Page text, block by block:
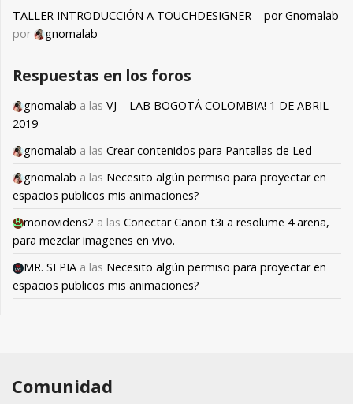
TALLER INTRODUCCIÓN A TOUCHDESIGNER – por Gnomalab
por
gnomalab
Respuestas en los foros
gnomalab a las VJ – LAB BOGOTÁ COLOMBIA! 1 DE ABRIL
2019
gnomalab a las Crear contenidos para Pantallas de Led
gnomalab a las Necesito algún permiso para proyectar en
espacios publicos mis animaciones?
monovidens2 a las Conectar Canon t3i a resolume 4 arena,
para mezclar imagenes en vivo.
MR. SEPIA a las Necesito algún permiso para proyectar en
espacios publicos mis animaciones?
Comunidad